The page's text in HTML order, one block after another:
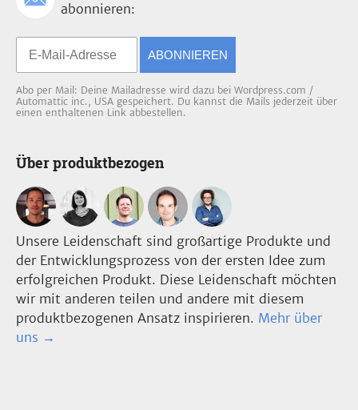
abonnieren:
ABONNIEREN
Abo per Mail: Deine Mailadresse wird dazu bei Wordpress.com /
Automattic inc., USA gespeichert. Du kannst die Mails jederzeit über
einen enthaltenen Link abbestellen.
Über produktbezogen
Unsere Leidenschaft sind großartige Produkte und
der Entwicklungsprozess von der ersten Idee zum
erfolgreichen Produkt. Diese Leidenschaft möchten
wir mit anderen teilen und andere mit diesem
produktbezogenen Ansatz inspirieren. Mehr über
uns →